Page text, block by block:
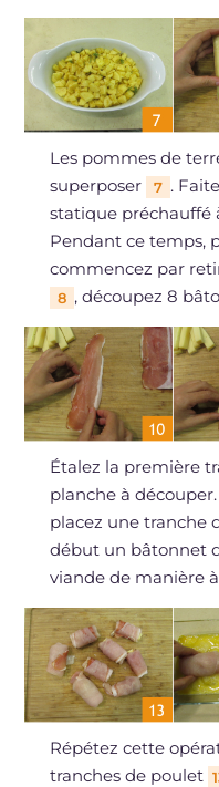
Les pommes de
superposer
7 .
statique préchauffé
Pendant ce temps,
commencez par
8 , découpez 8
Étalez la première
planche à
placez une tranche
début un bâtonnet
viande de manière
Répétez cette
tranches de poulet